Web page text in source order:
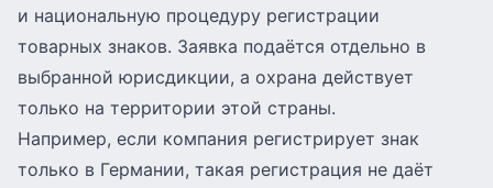
и национальную процедуру регистрации
товарных знаков. Заявка подаётся отдельно в
выбранной юрисдикции, а охрана действует
только на территории этой страны.
Например, если компания регистрирует знак
только в Германии, такая регистрация не даёт